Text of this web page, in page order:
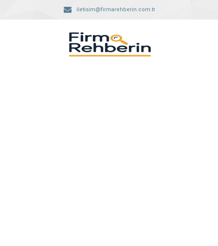
iletisim@firmarehberin.com.tr